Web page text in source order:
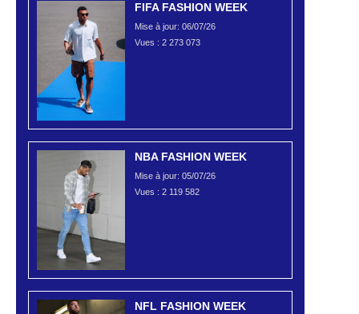
FIFA FASHION WEEK
Mise à jour: 06/07/26
Vues : 2 273 073
NBA FASHION WEEK
Mise à jour: 05/07/26
Vues : 2 119 582
NFL FASHION WEEK